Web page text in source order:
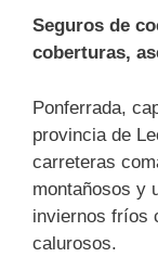
Seguros de
coberturas,
Ponferrada,
provincia de
carreteras
montañosos y
inviernos fríos
calurosos.